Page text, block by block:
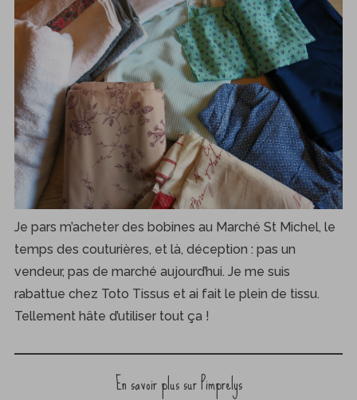
Je pars m’acheter des bobines au Marché St Michel, le
temps des couturières, et là, déception : pas un
vendeur, pas de marché aujourd’hui. Je me suis
rabattue chez Toto Tissus et ai fait le plein de tissu.
Tellement hâte d’utiliser tout ça !
En savoir plus sur Pimprelys